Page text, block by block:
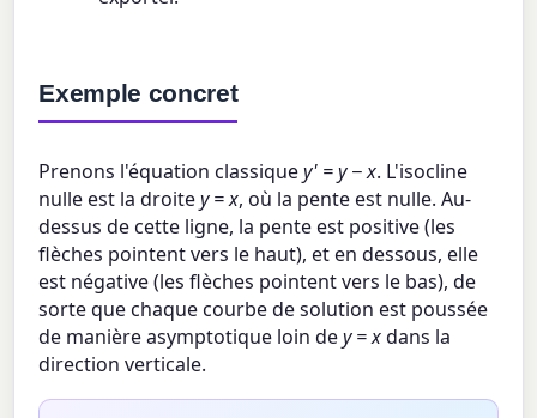
Exemple concret
Prenons l'équation classiquey' = y − x. L'isocline
nulle est la droitey = x, où la pente est nulle. Au-
dessus de cette ligne, la pente est positive (les
flèches pointent vers le haut), et en dessous, elle
est négative (les flèches pointent vers le bas), de
sorte que chaque courbe de solution est poussée
de manière asymptotique loin dey = xdans la
direction verticale.